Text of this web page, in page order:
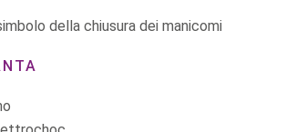
della chiusura dei manicomi